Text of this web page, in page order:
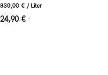
830,00 € / Liter
24,90 € *